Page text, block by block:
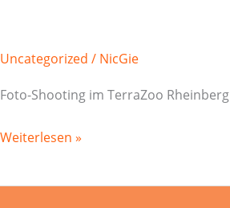
Uncategorized / NicGie
Foto-Shooting im TerraZoo Rheinberg
Terra
Rheinberg
Weiterlesen »